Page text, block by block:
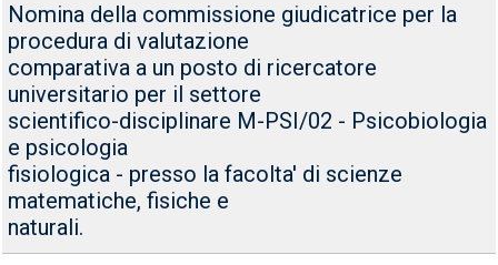
Nomina della commissione giudicatrice per la
procedura di valutazione
comparativa a un posto di ricercatore
universitario per il settore
scientifico-disciplinare M-PSI/02 - Psicobiologia
e psicologia
fisiologica - presso la facolta' di scienze
matematiche, fisiche e
naturali.